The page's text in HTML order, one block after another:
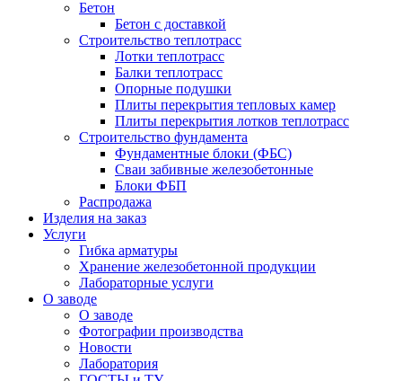
Бетон
Бетон с доставкой
Строительство теплотрасс
Лотки теплотрасс
Балки теплотрасс
Опорные подушки
Плиты перекрытия тепловых камер
Плиты перекрытия лотков теплотрасс
Строительство фундамента
Фундаментные блоки (ФБС)
Сваи забивные железобетонные
Блоки ФБП
Распродажа
Изделия на заказ
Услуги
Гибка арматуры
Хранение железобетонной продукции
Лабораторные услуги
О заводе
О заводе
Фотографии производства
Новости
Лаборатория